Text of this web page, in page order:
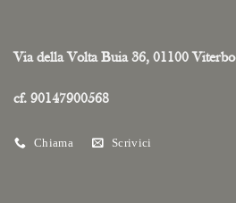
Via della Volta Buia 36, 01100 Viterbo
cf. 90147900568
Chiama Scrivici